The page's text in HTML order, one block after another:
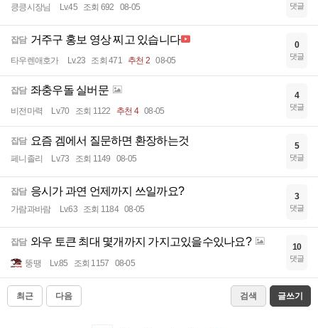
킁킁시장님 Lv.45 조회 692 08-05 댓글
잡담 거주구 홍보 영상 찌고 있습니다
타우렌애호가 Lv.23 조회 471 추천 2 08-05
0
댓글
잡담 좌충우돌 실버문
비전마력 Lv.70 조회 1122 추천 4 08-05
4
댓글
잡담 요즘 겜에서 질문하면 환장하는것
페니졸리 Lv.73 조회 1149 08-05
5
댓글
잡담 응시가 과연 언제까지 쓰일까요?
가람과바람 Lv.63 조회 1184 08-05
3
댓글
잡담 와우 토큰 최대 몇개까지 가지고있을수있나요?
뚱땡 Lv.85 조회 1157 08-05
10
댓글
최근 다음 검색 글쓰기